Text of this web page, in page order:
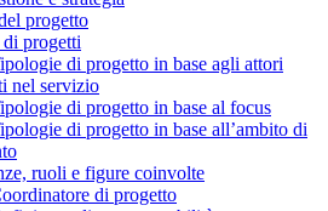
progetto
progetti
di progetto in base agli attori
nel servizio
di progetto in base al focus
di progetto in base all’ambito di
ruoli e figure coinvolte
di progetto